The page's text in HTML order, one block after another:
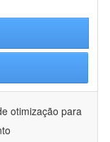
otimização para